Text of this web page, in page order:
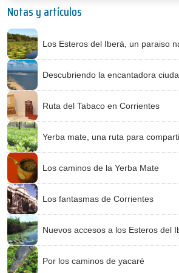
Notas y artículos
Los Esteros del Iberá, un paraiso
Descubriendo la encantadora
Ruta del Tabaco en Corrientes
Yerba mate, una ruta para
Los caminos de la Yerba Mate
Los fantasmas de Corrientes
Nuevos accesos a los Esteros del
Por los caminos de yacaré